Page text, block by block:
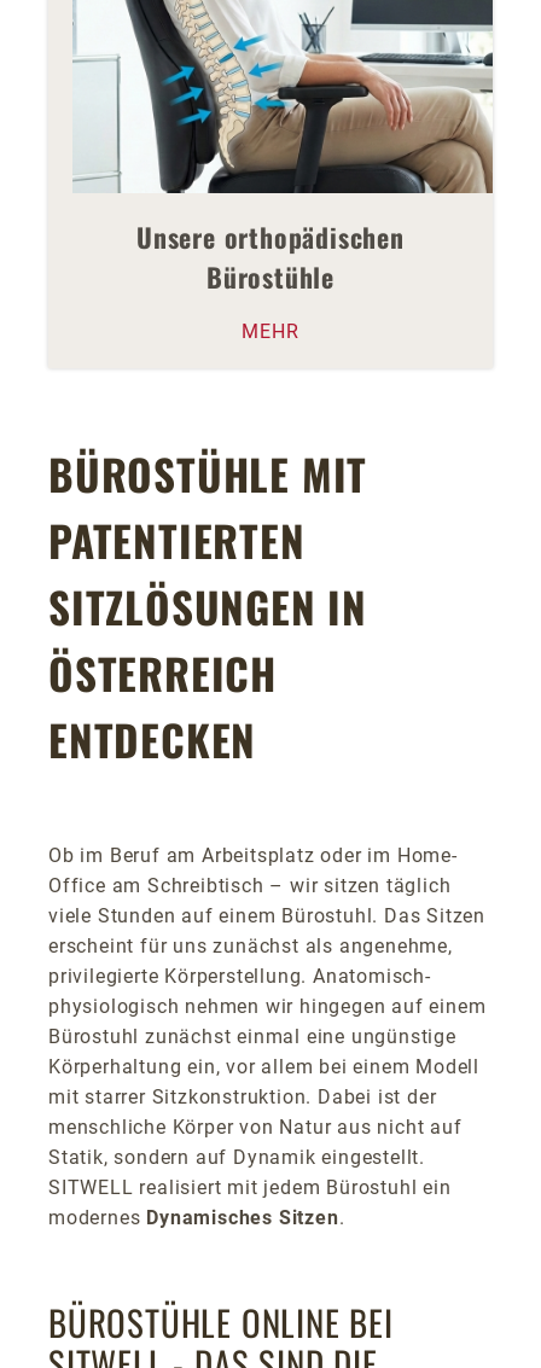
Unsere orthopädischen
Bürostühle
MEHR
BÜROSTÜHLE MIT
PATENTIERTEN
SITZLÖSUNGEN IN
ÖSTERREICH
ENTDECKEN
Ob im Beruf am Arbeitsplatz oder im Home-
Office am Schreibtisch – wir sitzen täglich
viele Stunden auf einem Bürostuhl. Das Sitzen
erscheint für uns zunächst als angenehme,
privilegierte Körperstellung. Anatomisch-
physiologisch nehmen wir hingegen auf einem
Bürostuhl zunächst einmal eine ungünstige
Körperhaltung ein, vor allem bei einem Modell
mit starrer Sitzkonstruktion. Dabei ist der
menschliche Körper von Natur aus nicht auf
Statik, sondern auf Dynamik eingestellt.
SITWELL realisiert mit jedem Bürostuhl ein
modernes Dynamisches Sitzen.
BÜROSTÜHLE ONLINE BEI